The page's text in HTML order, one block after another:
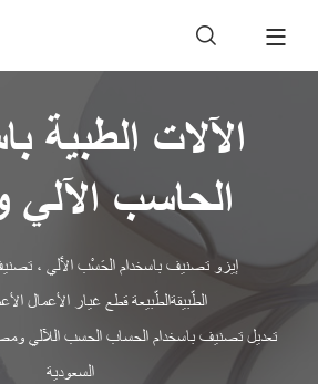

الآلات الطبية
الحاسب الآلي
إيزو تصنيف باسخدام الحَسْب الآَلي ،
الطّبيقةالطّبيعة قطع غيار الأعمال
تعديل تصنيف باسخدام الحساب الحسب اللآلي
السعودية